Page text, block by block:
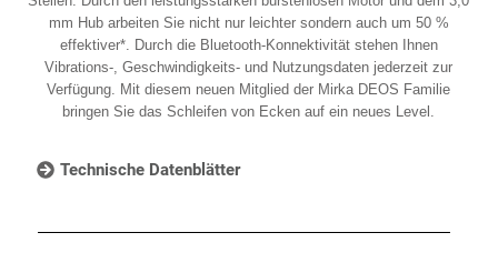
mm Hub arbeiten Sie nicht nur leichter sondern auch um 50 %
effektiver*. Durch die Bluetooth-Konnektivität stehen Ihnen
Vibrations-, Geschwindigkeits- und Nutzungsdaten jederzeit zur
Verfügung. Mit diesem neuen Mitglied der Mirka DEOS Familie
bringen Sie das Schleifen von Ecken auf ein neues Level.
Technische Datenblätter